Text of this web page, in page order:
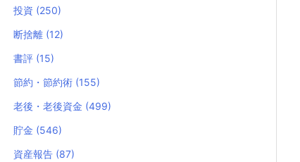
投資 (250)
断捨離 (12)
書評 (15)
節約・節約術 (155)
老後・老後資金 (499)
貯金 (546)
資産報告 (87)